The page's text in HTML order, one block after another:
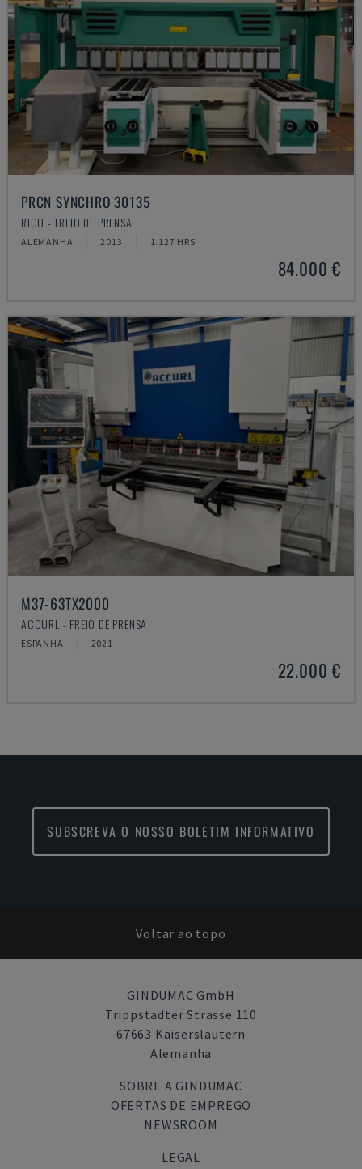
PRCN SYNCHRO 30135
RICO - FREIO DE PRENSA
ALEMANHA 2013 1.127 HRS
84.000 €
M37-63TX2000
ACCURL - FREIO DE PRENSA
ESPANHA 2021
22.000 €
SUBSCREVA O NOSSO BOLETIM INFORMATIVO
Voltar ao topo
GINDUMAC GmbH
Trippstadter Strasse 110
67663 Kaiserslautern
Alemanha
SOBRE A GINDUMAC
OFERTAS DE EMPREGO
NEWSROOM
LEGAL